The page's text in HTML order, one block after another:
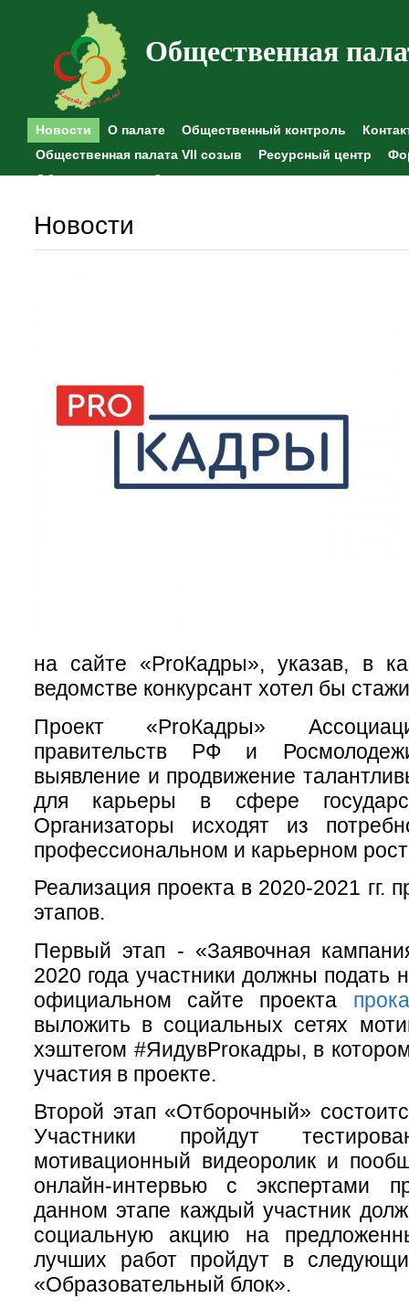
Общественная
Новости О палате Общественный контроль
Общественная палата VII созыв
Ресурсный центр
Общественные наблюдения
Новости
на сайте «ProКадры», указав, в
ведомстве конкурсант хотел бы
Проект «ProКадры»
правительств РФ и
выявление и продвижение
для карьеры в сфере
Организаторы исходят из
профессиональном и карьерном
Реализация проекта в 2020-2021 гг.
этапов.
Первый этап - «Заявочная
2020 года участники должны подать
официальном сайте проекта
выложить в социальных сетях
хэштегом #ЯидувProкадры, в
участия в проекте.
Второй этап «Отборочный»
Участники пройдут
мотивационный видеоролик и
онлайн-интервью с экспертами
данном этапе каждый участник
социальную акцию на
лучших работ пройдут в
«Образовательный блок».